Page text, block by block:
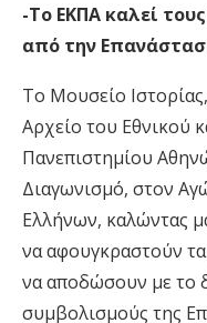
-Το ΕΚΠΑ καλεί
από την
Το Μουσείο
Αρχείο του Εθνικού
Πανεπιστημίου
Διαγωνισμό, στον
Ελλήνων, καλώντας
να αφουγκραστούν
να αποδώσουν με το
συμβολισμούς της